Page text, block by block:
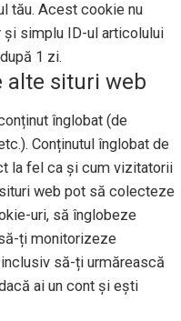
tău. Acest cookie nu
și simplu ID-ul articolului
1 zi.
alte situri web
înglobat (de
Conținutul înglobat de
la fel ca și cum vizitatorii
web pot să colecteze
uri, să înglobeze
ți monitorizeze
să-ți urmărească
ai un cont și ești